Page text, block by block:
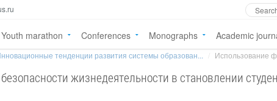
Youth marathon Conferences Monographs Academic
тенденции развития системы образован... Использование
жизнедеятельности в становлении